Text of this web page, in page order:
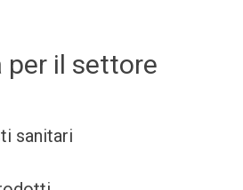
per il settore
sanitari